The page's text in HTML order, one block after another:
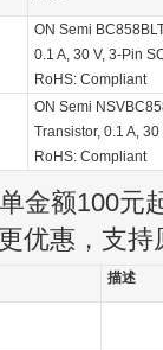
ON Semi
0.1 A, 30 V, 3-Pin
RoHS: Compliant
ON Semi
Transistor, 0.1 A,
RoHS: Compliant
金额100元
优惠，支持
描述